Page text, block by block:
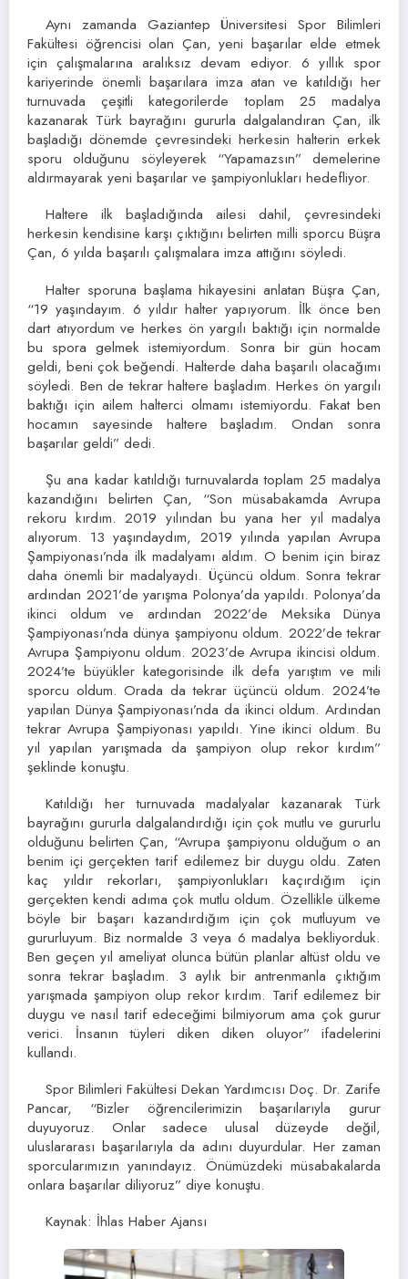
Aynı zamanda Gaziantep Üniversitesi Spor Bilimleri
Fakültesi öğrencisi olan Çan, yeni başarılar elde etmek
için çalışmalarına aralıksız devam ediyor. 6 yıllık spor
kariyerinde önemli başarılara imza atan ve katıldığı her
turnuvada çeşitli kategorilerde toplam 25 madalya
kazanarak Türk bayrağını gururla dalgalandıran Çan, ilk
başladığı dönemde çevresindeki herkesin halterin erkek
sporu olduğunu söyleyerek “Yapamazsın” demelerine
aldırmayarak yeni başarılar ve şampiyonlukları hedefliyor.
Haltere ilk başladığında ailesi dahil, çevresindeki
herkesin kendisine karşı çıktığını belirten milli sporcu Büşra
Çan, 6 yılda başarılı çalışmalara imza attığını söyledi.
Halter sporuna başlama hikayesini anlatan Büşra Çan,
“19 yaşındayım. 6 yıldır halter yapıyorum. İlk önce ben
dart atıyordum ve herkes ön yargılı baktığı için normalde
bu spora gelmek istemiyordum. Sonra bir gün hocam
geldi, beni çok beğendi. Halterde daha başarılı olacağımı
söyledi. Ben de tekrar haltere başladım. Herkes ön yargılı
baktığı için ailem halterci olmamı istemiyordu. Fakat ben
hocamın sayesinde haltere başladım. Ondan sonra
başarılar geldi” dedi.
Şu ana kadar katıldığı turnuvalarda toplam 25 madalya
kazandığını belirten Çan, “Son müsabakamda Avrupa
rekoru kırdım. 2019 yılından bu yana her yıl madalya
alıyorum. 13 yaşındaydım, 2019 yılında yapılan Avrupa
Şampiyonası’nda ilk madalyamı aldım. O benim için biraz
daha önemli bir madalyaydı. Üçüncü oldum. Sonra tekrar
ardından 2021’de yarışma Polonya’da yapıldı. Polonya’da
ikinci oldum ve ardından 2022’de Meksika Dünya
Şampiyonası’nda dünya şampiyonu oldum. 2022’de tekrar
Avrupa Şampiyonu oldum. 2023’de Avrupa ikincisi oldum.
2024’te büyükler kategorisinde ilk defa yarıştım ve mili
sporcu oldum. Orada da tekrar üçüncü oldum. 2024’te
yapılan Dünya Şampiyonası’nda da ikinci oldum. Ardından
tekrar Avrupa Şampiyonası yapıldı. Yine ikinci oldum. Bu
yıl yapılan yarışmada da şampiyon olup rekor kırdım”
şeklinde konuştu.
Katıldığı her turnuvada madalyalar kazanarak Türk
bayrağını gururla dalgalandırdığı için çok mutlu ve gururlu
olduğunu belirten Çan, “Avrupa şampiyonu olduğum o an
benim içi gerçekten tarif edilemez bir duygu oldu. Zaten
kaç yıldır rekorları, şampiyonlukları kaçırdığım için
gerçekten kendi adıma çok mutlu oldum. Özellikle ülkeme
böyle bir başarı kazandırdığım için çok mutluyum ve
gururluyum. Biz normalde 3 veya 6 madalya bekliyorduk.
Ben geçen yıl ameliyat olunca bütün planlar altüst oldu ve
sonra tekrar başladım. 3 aylık bir antrenmanla çıktığım
yarışmada şampiyon olup rekor kırdım. Tarif edilemez bir
duygu ve nasıl tarif edeceğimi bilmiyorum ama çok gurur
verici. İnsanın tüyleri diken diken oluyor” ifadelerini
kullandı.
Spor Bilimleri Fakültesi Dekan Yardımcısı Doç. Dr. Zarife
Pancar, “Bizler öğrencilerimizin başarılarıyla gurur
duyuyoruz. Onlar sadece ulusal düzeyde değil,
uluslararası başarılarıyla da adını duyurdular. Her zaman
sporcularımızın yanındayız. Önümüzdeki müsabakalarda
onlara başarılar diliyoruz” diye konuştu.
Kaynak: İhlas Haber Ajansı